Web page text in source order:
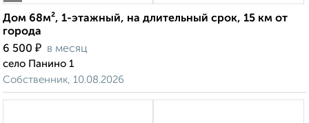
Дом 68м², 1-этажный, на длительный срок, 15 км от
города
6 500 ₽ в месяц
село Панино 1
Собственник, 10.08.2026